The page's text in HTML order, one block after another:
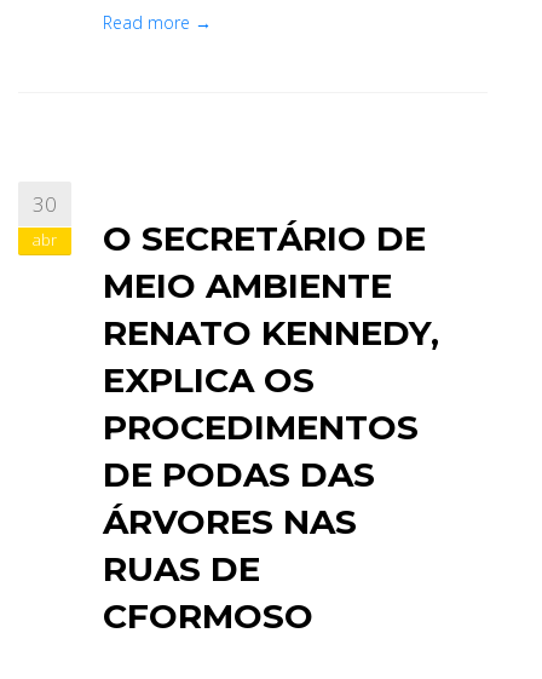
Read more →
30
abr
O SECRETÁRIO DE
MEIO AMBIENTE
RENATO KENNEDY,
EXPLICA OS
PROCEDIMENTOS
DE PODAS DAS
ÁRVORES NAS
RUAS DE
CFORMOSO